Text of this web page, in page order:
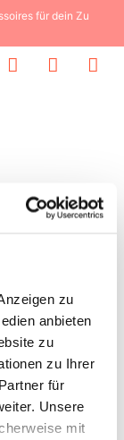
zu
anbieten
zu
zu Ihrer
für
Unsere
mit
für dein Zu